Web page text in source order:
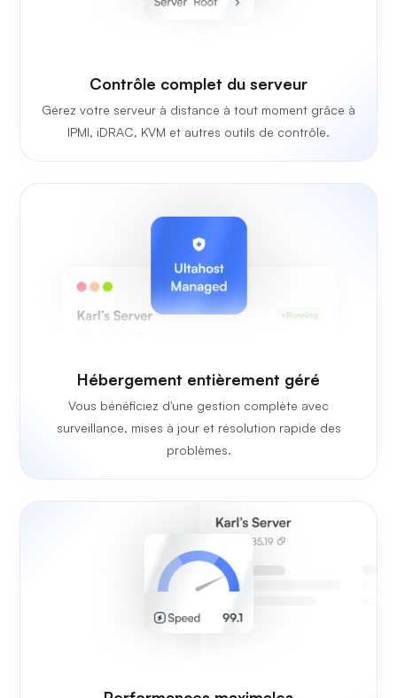
Contrôle complet du serveur
Gérez votre serveur à distance à tout moment grâce à
IPMI, iDRAC, KVM et autres outils de contrôle.
Hébergement entièrement géré
Vous bénéficiez d'une gestion complète avec
surveillance, mises à jour et résolution rapide des
problèmes.